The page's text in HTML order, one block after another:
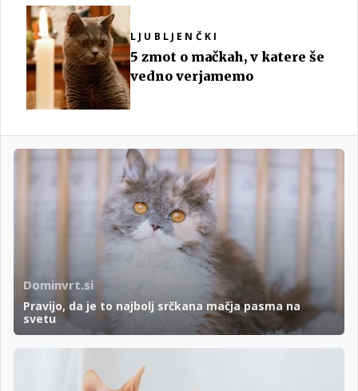
LJUBLJENČKI
5 zmot o mačkah, v katere še
vedno verjamemo
Dominvrt.si
Pravijo, da je to najbolj srčkana mačja pasma na
svetu